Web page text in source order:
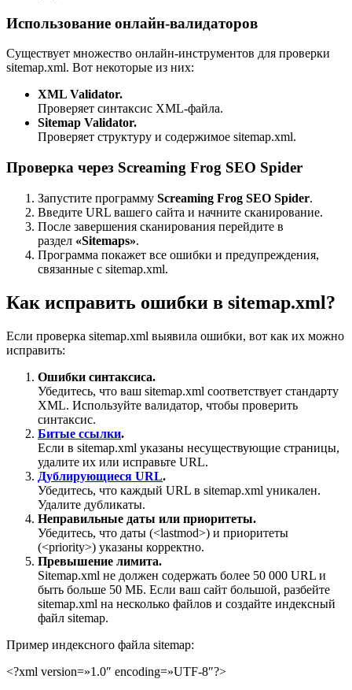
Использование онлайн-валидаторов
Существует множество онлайн-инструментов для проверки
sitemap.xml. Вот некоторые из них:
XML Validator.
Проверяет синтаксис XML-файла.
Sitemap Validator.
Проверяет структуру и содержимое sitemap.xml.
Проверка через Screaming Frog SEO Spider
Запустите программу Screaming Frog SEO Spider.
Введите URL вашего сайта и начните сканирование.
После завершения сканирования перейдите в
раздел «Sitemaps».
Программа покажет все ошибки и предупреждения,
связанные с sitemap.xml.
Как исправить ошибки в sitemap.xml?
Если проверка sitemap.xml выявила ошибки, вот как их можно
исправить:
Ошибки синтаксиса.
Убедитесь, что ваш sitemap.xml соответствует стандарту
XML. Используйте валидатор, чтобы проверить
синтаксис.
Битые ссылки.
Если в sitemap.xml указаны несуществующие страницы,
удалите их или исправьте URL.
Дублирующиеся URL.
Убедитесь, что каждый URL в sitemap.xml уникален.
Удалите дубликаты.
Неправильные даты или приоритеты.
Убедитесь, что даты (<lastmod>) и приоритеты
(<priority>) указаны корректно.
Превышение лимита.
Sitemap.xml не должен содержать более 50 000 URL и
быть больше 50 МБ. Если ваш сайт большой, разбейте
sitemap.xml на несколько файлов и создайте индексный
файл sitemap.
Пример индексного файла sitemap:
<?xml version=»1.0″ encoding=»UTF-8″?>